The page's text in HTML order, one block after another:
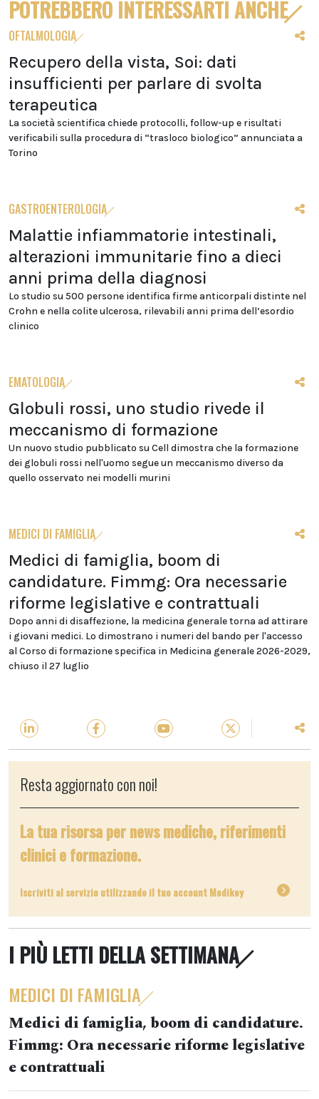
POTREBBERO INTERESSARTI ANCHE
OFTALMOLOGIA
Recupero della vista, Soi: dati
insufficienti per parlare di svolta
terapeutica
La società scientifica chiede protocolli, follow-up e risultati
verificabili sulla procedura di “trasloco biologico” annunciata a
Torino
GASTROENTEROLOGIA
Malattie infiammatorie intestinali,
alterazioni immunitarie fino a dieci
anni prima della diagnosi
Lo studio su 500 persone identifica firme anticorpali distinte nel
Crohn e nella colite ulcerosa, rilevabili anni prima dell’esordio
clinico
EMATOLOGIA
Globuli rossi, uno studio rivede il
meccanismo di formazione
Un nuovo studio pubblicato su Cell dimostra che la formazione
dei globuli rossi nell'uomo segue un meccanismo diverso da
quello osservato nei modelli murini
MEDICI DI FAMIGLIA
Medici di famiglia, boom di
candidature. Fimmg: Ora necessarie
riforme legislative e contrattuali
Dopo anni di disaffezione, la medicina generale torna ad attirare
i giovani medici. Lo dimostrano i numeri del bando per l'accesso
al Corso di formazione specifica in Medicina generale 2026-2029,
chiuso il 27 luglio
Resta aggiornato con noi!
La tua risorsa per news mediche, riferimenti
clinici e formazione.
Iscriviti al servizio utilizzando il tuo account Medikey
I PIÙ LETTI DELLA SETTIMANA
MEDICI DI FAMIGLIA
Medici di famiglia, boom di candidature.
Fimmg: Ora necessarie riforme legislative
e contrattuali